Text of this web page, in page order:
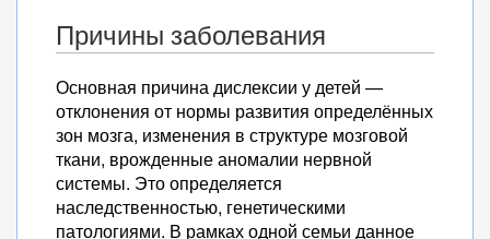
Причины заболевания
Основная причина дислексии у детей —
отклонения от нормы развития определённых
зон мозга, изменения в структуре мозговой
ткани, врожденные аномалии нервной
системы. Это определяется
наследственностью, генетическими
патологиями. В рамках одной семьи данное